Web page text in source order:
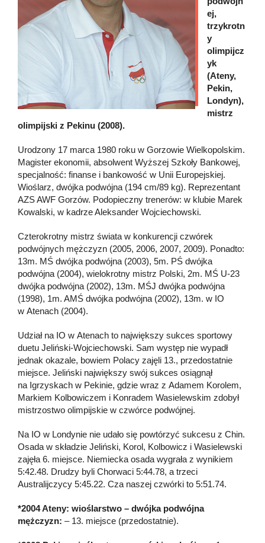
ej,
trzykrotn
y
olimpijcz
yk
(Ateny,
Pekin,
Londyn),
mistrz
olimpijski z Pekinu (2008).
Urodzony 17 marca 1980 roku w Gorzowie Wielkopolskim.
Magister ekonomii, absolwent Wyższej Szkoły Bankowej,
specjalność: finanse i bankowość w Unii Europejskiej.
Wioślarz, dwójka podwójna (194 cm/89 kg). Reprezentant
AZS AWF Gorzów. Podopieczny trenerów: w klubie Marek
Kowalski, w kadrze Aleksander Wojciechowski.
Czterokrotny mistrz świata w konkurencji czwórek
podwójnych mężczyzn (2005, 2006, 2007, 2009). Ponadto:
13m. MŚ dwójka podwójna (2003), 5m. PŚ dwójka
podwójna (2004), wielokrotny mistrz Polski, 2m. MŚ U-23
dwójka podwójna (2002), 13m. MŚJ dwójka podwójna
(1998), 1m. AMŚ dwójka podwójna (2002), 13m. w IO
w Atenach (2004).
Udział na IO w Atenach to największy sukces sportowy
duetu Jeliński-Wojciechowski. Sam występ nie wypadł
jednak okazale, bowiem Polacy zajęli 13., przedostatnie
miejsce. Jeliński największy swój sukces osiągnął
na Igrzyskach w Pekinie, gdzie wraz z Adamem Korolem,
Markiem Kolbowiczem i Konradem Wasielewskim zdobył
mistrzostwo olimpijskie w czwórce podwójnej.
Na IO w Londynie nie udało się powtórzyć sukcesu z Chin.
Osada w składzie Jeliński, Korol, Kolbowicz i Wasielewski
zajęła 6. miejsce. Niemiecka osada wygrała z wynikiem
5:42.48. Drudzy byli Chorwaci 5:44.78, a trzeci
Australijczycy 5:45.22. Cza naszej czwórki to 5:51.74.
*2004 Ateny: wioślarstwo – dwójka podwójna
mężczyzn: – 13. miejsce (przedostatnie).